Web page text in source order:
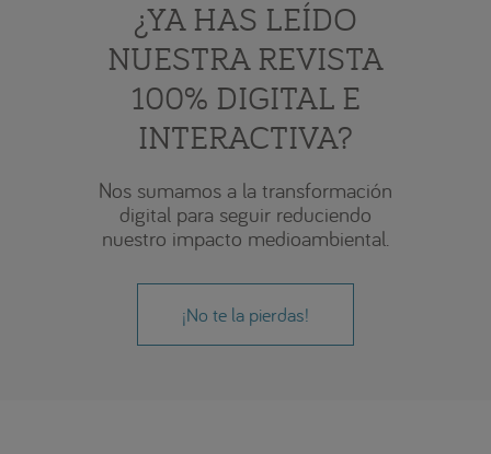
¿YA HAS LEÍDO
NUESTRA REVISTA
100% DIGITAL E
INTERACTIVA?
Nos sumamos a la transformación
digital para seguir reduciendo
nuestro impacto medioambiental.
¡No te la pierdas!